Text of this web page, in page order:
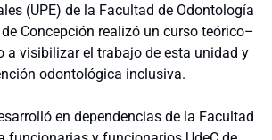
(UPE) de la Facultad de Odontología
Concepción realizó un curso teórico–
a visibilizar el trabajo de esta unidad y
odontológica inclusiva.
en dependencias de la Facultad